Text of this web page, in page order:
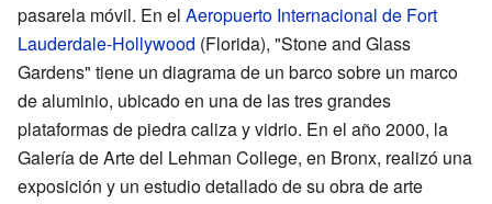
pasarela móvil. En el Aeropuerto Internacional de Fort
Lauderdale-Hollywood (Florida), "Stone and Glass
Gardens" tiene un diagrama de un barco sobre un marco
de aluminio, ubicado en una de las tres grandes
plataformas de piedra caliza y vidrio. En el año 2000, la
Galería de Arte del Lehman College, en Bronx, realizó una
exposición y un estudio detallado de su obra de arte